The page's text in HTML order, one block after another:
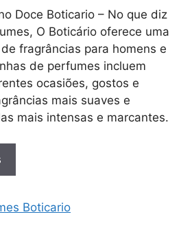
Doce Boticario – No que diz
O Boticário oferece uma
fragrâncias para homens e
de perfumes incluem
ocasiões, gostos e
mais suaves e
mais intensas e marcantes.
Boticario